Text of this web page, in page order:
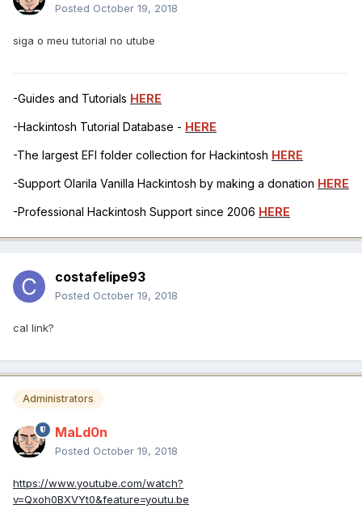
Posted October 19, 2018
siga o meu tutorial no utube
-Guides and Tutorials HERE
-Hackintosh Tutorial Database - HERE
-The largest EFI folder collection for Hackintosh HERE
-Support Olarila Vanilla Hackintosh by making a donation HERE
-Professional Hackintosh Support since 2006 HERE
costafelipe93
Posted October 19, 2018
cal link?
Administrators
MaLd0n
Posted October 19, 2018
https://www.youtube.com/watch?
v=Qxoh0BXVYt0&feature=youtu.be